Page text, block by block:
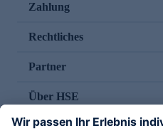
Zahlung
Rechtliches
Partner
Über HSE
Im TV